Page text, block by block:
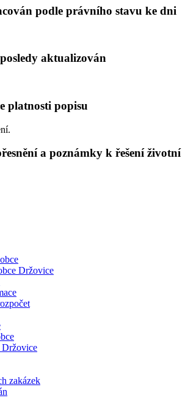
podle právního stavu ke dni
aktualizován
platnosti popisu
a poznámky k řešení životní
Držovice
Držovice
zakázek